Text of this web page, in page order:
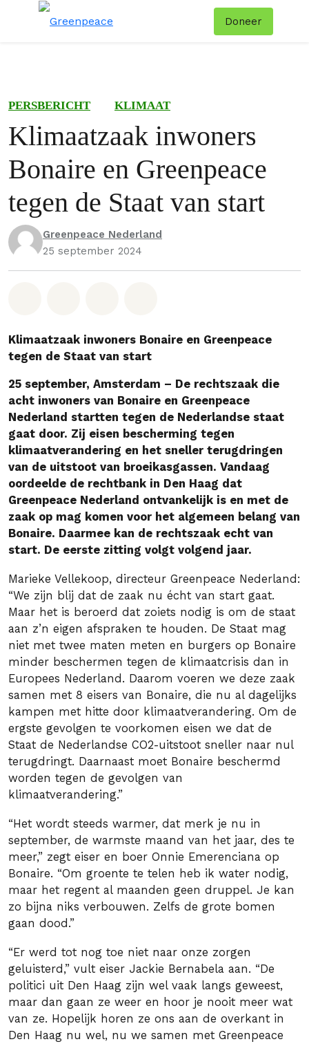
Doneer
PERSBERICHT KLIMAAT
Klimaatzaak inwoners
Bonaire en Greenpeace
tegen de Staat van start
Greenpeace Nederland
25 september 2024
Klimaatzaak inwoners Bonaire en Greenpeace
tegen de Staat van start
25 september, Amsterdam – De rechtszaak die
acht inwoners van Bonaire en Greenpeace
Nederland startten tegen de Nederlandse staat
gaat door. Zij eisen bescherming tegen
klimaatverandering en het sneller terugdringen
van de uitstoot van broeikasgassen. Vandaag
oordeelde de rechtbank in Den Haag dat
Greenpeace Nederland ontvankelijk is en met de
zaak op mag komen voor het algemeen belang van
Bonaire. Daarmee kan de rechtszaak echt van
start. De eerste zitting volgt volgend jaar.
Marieke Vellekoop, directeur Greenpeace Nederland:
“We zijn blij dat de zaak nu écht van start gaat.
Maar het is beroerd dat zoiets nodig is om de staat
aan z’n eigen afspraken te houden. De Staat mag
niet met twee maten meten en burgers op Bonaire
minder beschermen tegen de klimaatcrisis dan in
Europees Nederland. Daarom voeren we deze zaak
samen met 8 eisers van Bonaire, die nu al dagelijks
kampen met hitte door klimaatverandering. Om de
ergste gevolgen te voorkomen eisen we dat de
Staat de Nederlandse CO2-uitstoot sneller naar nul
terugdringt. Daarnaast moet Bonaire beschermd
worden tegen de gevolgen van
klimaatverandering.”
“Het wordt steeds warmer, dat merk je nu in
september, de warmste maand van het jaar, des te
meer,” zegt eiser en boer Onnie Emerenciana op
Bonaire. “Om groente te telen heb ik water nodig,
maar het regent al maanden geen druppel. Je kan
zo bijna niks verbouwen. Zelfs de grote bomen
gaan dood.”
“Er werd tot nog toe niet naar onze zorgen
geluisterd,” vult eiser Jackie Bernabela aan. “De
politici uit Den Haag zijn wel vaak langs geweest,
maar dan gaan ze weer en hoor je nooit meer wat
van ze. Hopelijk horen ze ons aan de overkant in
Den Haag nu wel, nu we samen met Greenpeace